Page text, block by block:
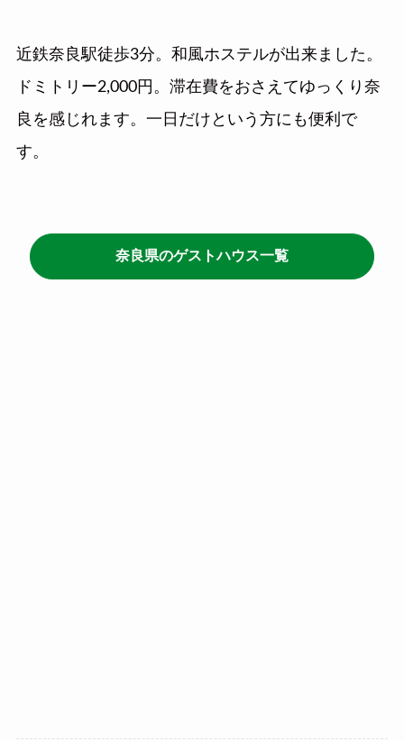
近鉄奈良駅徒歩3分。和風ホステルが出来ました。
ドミトリー2,000円。滞在費をおさえてゆっくり奈
良を感じれます。一日だけという方にも便利で
す。
奈良県のゲストハウス一覧